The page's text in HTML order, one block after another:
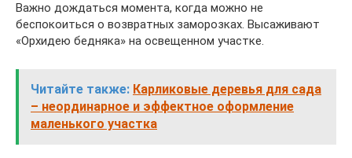
Важно дождаться момента, когда можно не
беспокоиться о возвратных заморозках. Высаживают
«Орхидею бедняка» на освещенном участке.
Читайте также: Карликовые деревья для сада
– неординарное и эффектное оформление
маленького участка